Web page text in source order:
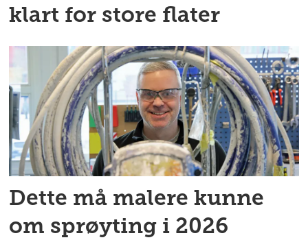
klart for store flater
Dette må malere kunne
om sprøyting i 2026